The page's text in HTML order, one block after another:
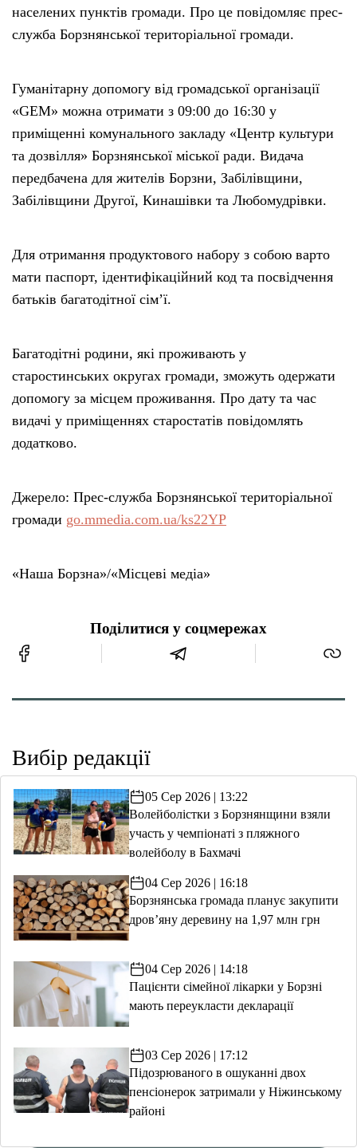
населених пунктів громади. Про це повідомляє прес-
служба Борзнянської територіальної громади.
Гуманітарну допомогу від громадської організації
«GEM» можна отримати з 09:00 до 16:30 у
приміщенні комунального закладу «Центр культури
та дозвілля» Борзнянської міської ради. Видача
передбачена для жителів Борзни, Забілівщини,
Забілівщини Другої, Кинашівки та Любомудрівки.
Для отримання продуктового набору з собою варто
мати паспорт, ідентифікаційний код та посвідчення
батьків багатодітної сім’ї.
Багатодітні родини, які проживають у
старостинських округах громади, зможуть одержати
допомогу за місцем проживання. Про дату та час
видачі у приміщеннях старостатів повідомлять
додатково.
Джерело: Прес-служба Борзнянської територіальної
громади go.mmedia.com.ua/ks22YP
«Наша Борзна»/«Місцеві медіа»
Поділитися у соцмережах
Вибір редакції
05 Сер 2026 | 13:22
Волейболістки з Борзнянщини взяли
участь у чемпіонаті з пляжного
волейболу в Бахмачі
04 Сер 2026 | 16:18
Борзнянська громада планує закупити
дров’яну деревину на 1,97 млн грн
04 Сер 2026 | 14:18
Пацієнти сімейної лікарки у Борзні
мають переукласти декларації
03 Сер 2026 | 17:12
Підозрюваного в ошуканні двох
пенсіонерок затримали у Ніжинському
районі